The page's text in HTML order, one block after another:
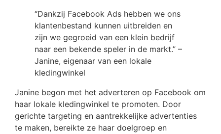
“Dankzij Facebook Ads hebben we ons
klantenbestand kunnen uitbreiden en
zijn we gegroeid van een klein bedrijf
naar een bekende speler in de markt.” –
Janine, eigenaar van een lokale
kledingwinkel
Janine begon met het adverteren op Facebook om
haar lokale kledingwinkel te promoten. Door
gerichte targeting en aantrekkelijke advertenties
te maken, bereikte ze haar doelgroep en